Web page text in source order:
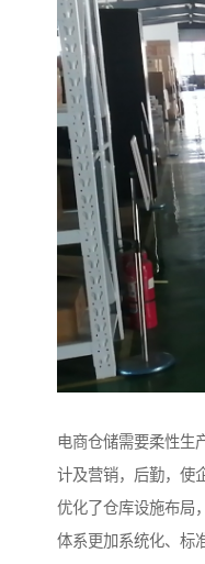
电商仓储需要柔性生
计及营销，后勤，使
优化了仓库设施布局
体系更加系统化、标